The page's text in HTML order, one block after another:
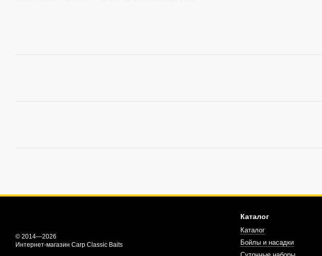
© 2014—2026
Интернет-магазин Carp Classic Baits
Каталог
Каталог
Бойлы и насадки